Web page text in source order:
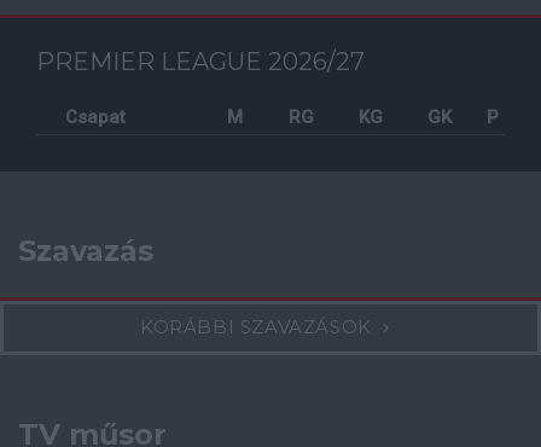
PREMIER LEAGUE 2026/27
Csapat M RG KG GK P
Szavazás
KORÁBBI SZAVAZÁSOK
TV műsor